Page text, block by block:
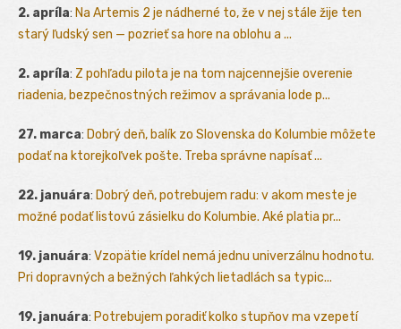
2. apríla: Na Artemis 2 je nádherné to, že v nej stále žije ten
starý ľudský sen — pozrieť sa hore na oblohu a ...
2. apríla: Z pohľadu pilota je na tom najcennejšie overenie
riadenia, bezpečnostných režimov a správania lode p...
27. marca: Dobrý deň, balík zo Slovenska do Kolumbie môžete
podať na ktorejkoľvek pošte. Treba správne napísať ...
22. januára: Dobrý deň, potrebujem radu: v akom meste je
možné podať listovú zásielku do Kolumbie. Aké platia pr...
19. januára: Vzopätie krídel nemá jednu univerzálnu hodnotu.
Pri dopravných a bežných ľahkých lietadlách sa typic...
19. januára: Potrebujem poradiť kolko stupňov ma vzepetí